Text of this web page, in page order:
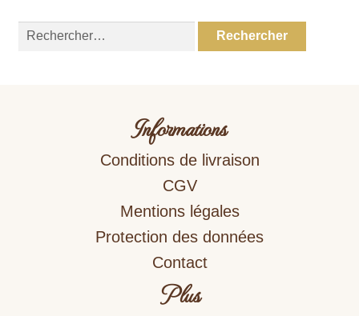
Rechercher :
Informations
Conditions de livraison
CGV
Mentions légales
Protection des données
Contact
Plus